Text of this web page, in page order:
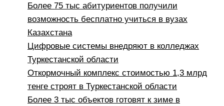
Более 75 тыс абитуриентов получили
возможность бесплатно учиться в вузах
Казахстана
Цифровые системы внедряют в колледжах
Туркестанской области
Откормочный комплекс стоимостью 1,3 млрд
тенге строят в Туркестанской области
Более 3 тыс объектов готовят к зиме в